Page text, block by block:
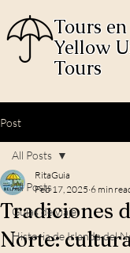
Tours
Yellow
Tours
Post
All Posts
Guías de viaje
Historia de Irlanda del
All Posts
Tradiciones
Norte:
RitaGuia
Feb 17, 2025 6 min